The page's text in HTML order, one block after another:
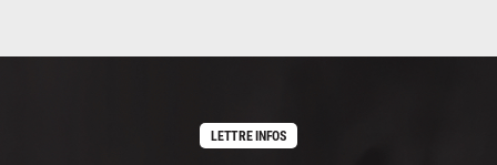
LETTRE INFOS